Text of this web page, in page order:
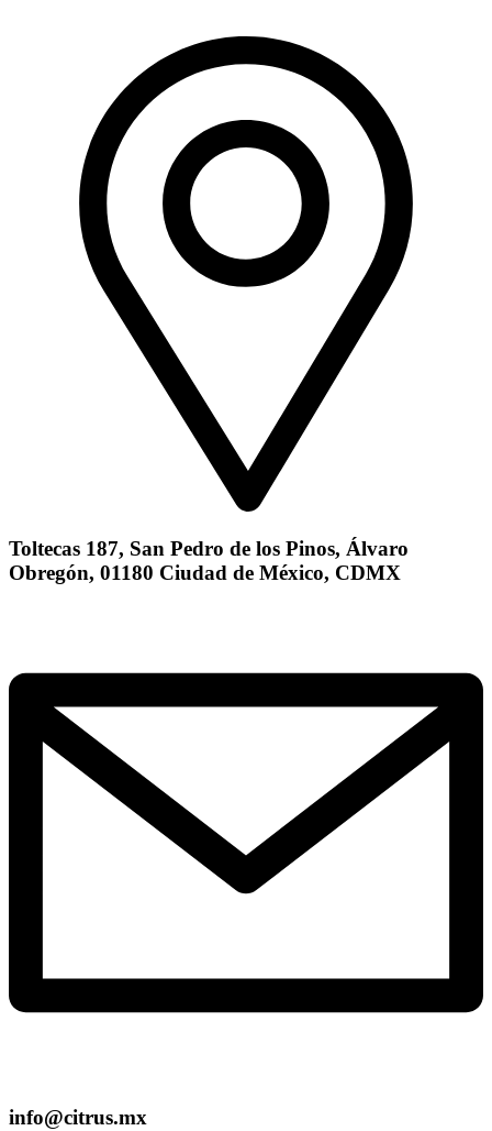
Toltecas 187, San Pedro de los Pinos, Álvaro
Obregón, 01180 Ciudad de México, CDMX
info@citrus.mx